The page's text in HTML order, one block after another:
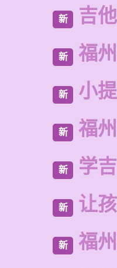
新 吉
新 福
新 小
新 福
新 学
新 让
新 福